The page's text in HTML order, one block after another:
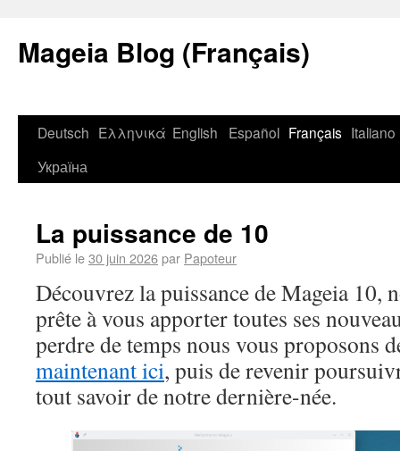
Mageia Blog (Français)
Deutsch Ελληνικά English Español Français Italiano
Україна
La puissance de 10
Publié le30 juin 2026par Papoteur
Découvrez la puissance de Mageia 10,
prête à vous apporter toutes ses
perdre de temps nous vous proposons
maintenant ici, puis de revenir
tout savoir de notre dernière-née.